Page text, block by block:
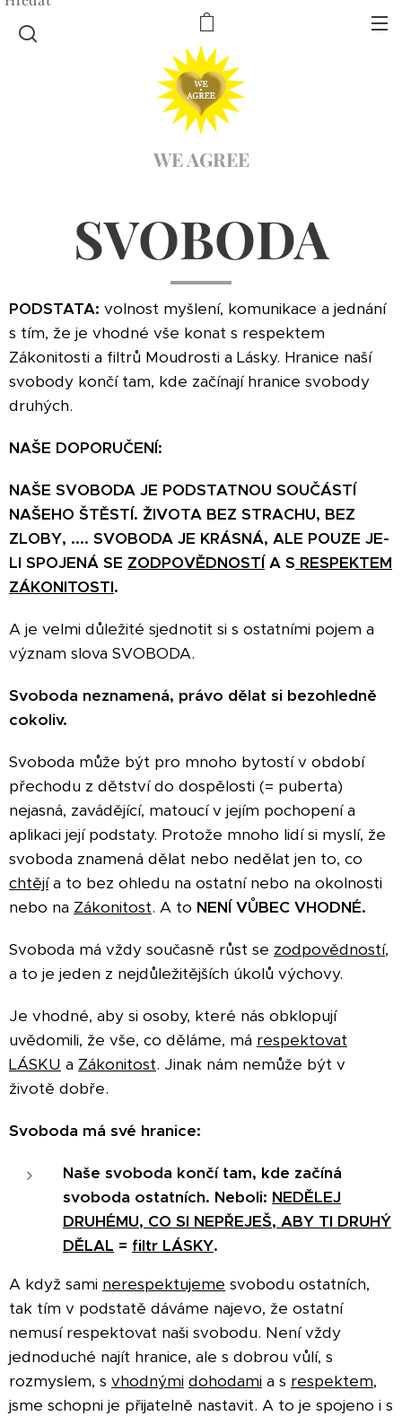
WE AGREE
SVOBODA
PODSTATA: volnost myšlení, komunikace a jednání
s tím, že je vhodné vše konat s respektem
Zákonitosti a filtrů Moudrosti a Lásky. Hranice naší
svobody končí tam, kde začínají hranice svobody
druhých.
NAŠE DOPORUČENÍ:
NAŠE SVOBODA JE PODSTATNOU SOUČÁSTÍ
NAŠEHO ŠTĚSTÍ. ŽIVOTA BEZ STRACHU, BEZ
ZLOBY, .... SVOBODA JE KRÁSNÁ, ALE POUZE JE-
LI SPOJENÁ SE ZODPOVĚDNOSTÍ A S RESPEKTEM
ZÁKONITOSTI.
A je velmi důležité sjednotit si s ostatními pojem a
význam slova SVOBODA.
Svoboda neznamená, právo dělat si bezohledně
cokoliv.
Svoboda může být pro mnoho bytostí v období
přechodu z dětství do dospělosti (= puberta)
nejasná, zavádějící, matoucí v jejím pochopení a
aplikaci její podstaty. Protože mnoho lidí si myslí, že
svoboda znamená dělat nebo nedělat jen to, co
chtějía to bez ohledu na ostatní nebo na okolnosti
nebo na Zákonitost. A to NENÍ VŮBEC VHODNÉ.
Svoboda má vždy současně růst se zodpovědností,
a to je jeden z nejdůležitějších úkolů výchovy.
Je vhodné, aby si osoby, které nás obklopují
uvědomili, že vše, co děláme, má respektovat
LÁSKU a Zákonitost. Jinak nám nemůže být v
životě dobře.
Svoboda má své hranice:
Naše svoboda končí tam, kde začíná
svoboda ostatních. Neboli: NEDĚLEJ
DRUHÉMU, CO SI NEPŘEJEŠ, ABY TI DRUHÝ
DĚLAL = filtr LÁSKY.
A když sami nerespektujeme svobodu ostatních,
tak tím v podstatě dáváme najevo, že ostatní
nemusí respektovat naši svobodu. Není vždy
jednoduché najít hranice, ale s dobrou vůlí, s
rozmyslem, s vhodnými dohodami a s respektem,
jsme schopni je přijatelně nastavit. A to je spojeno i s